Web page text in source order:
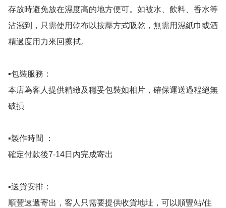
存放時避免放在濕度高的地方便可。如被水、飲料、香水等
沾濕到，只需使用乾布以按壓方式吸乾，無需用濕紙巾或酒
精過度用力來回擦拭。
▪️包裝服務：
本店為客人提供精緻及穩妥包裝如相片，確保運送過程絕無
破損
▪️製作時間 ：
確定付款後7-14日內完成寄出
▪️送貨安排：
順豐速遞寄出，客人只需要提供收貨地址，可以順豐站/住